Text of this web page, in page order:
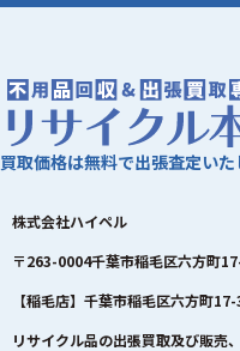
買取価格は無料で出張査定いた
株式会社ハイペル
〒263-0004千葉市稲毛区六方町
【稲毛店】千葉市稲毛区六方町
リサイクル品の出張買取及び販売